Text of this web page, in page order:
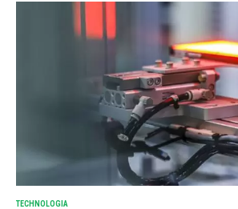
TECHNOLOGIA